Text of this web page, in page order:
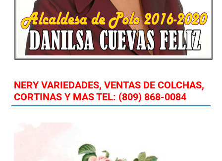
NERY VARIEDADES, VENTAS DE COLCHAS,
CORTINAS Y MAS TEL: (809) 868-0084